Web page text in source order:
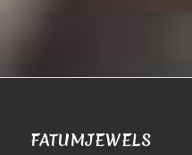
FATUMJEWELS